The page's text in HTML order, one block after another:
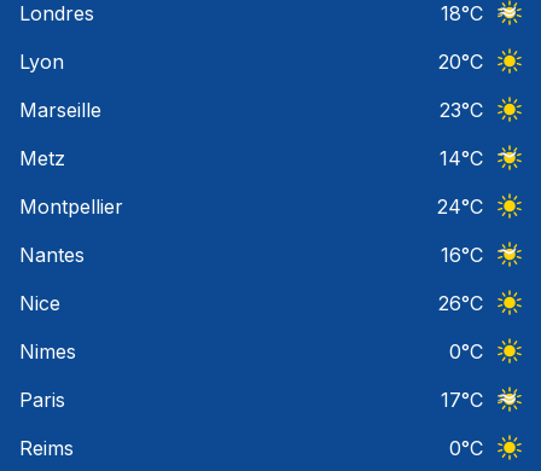
Londres
18°C
Lyon
20°C
Marseille
23°C
Metz
14°C
Montpellier
24°C
Nantes
16°C
Nice
26°C
Nimes
0°C
Paris
17°C
Reims
0°C